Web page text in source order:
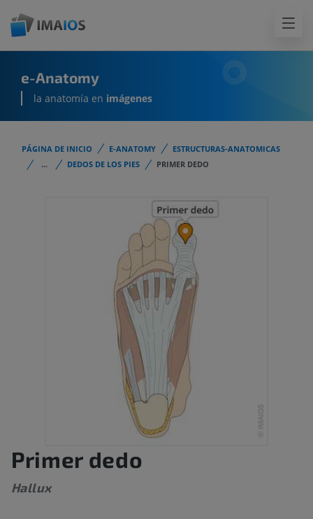
e-Anatomy
la anatomía en imágenes
PÁGINA DE INICIO E-ANATOMY
ESTRUCTURAS-ANATOMICAS
...
DEDOS DE LOS PIES PRIMER DEDO
Primer dedo
Hallux